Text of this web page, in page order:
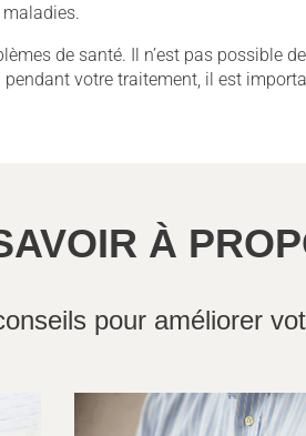
de santé. Il n’est pas possible
votre traitement, il est
À
pour améliorer